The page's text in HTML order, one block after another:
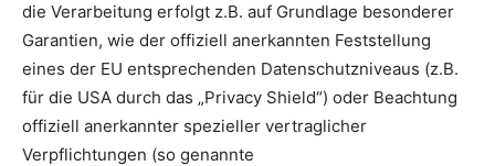
die Verarbeitung erfolgt z.B. auf Grundlage besonderer
Garantien, wie der offiziell anerkannten Feststellung
eines der EU entsprechenden Datenschutzniveaus (z.B.
für die USA durch das „Privacy Shield“) oder Beachtung
offiziell anerkannter spezieller vertraglicher
Verpflichtungen (so genannte